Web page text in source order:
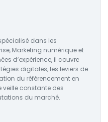
dans les
Marketing numérique et
d’expérience, il couvre
digitales, les leviers de
du référencement en
veille constante des
du marché.